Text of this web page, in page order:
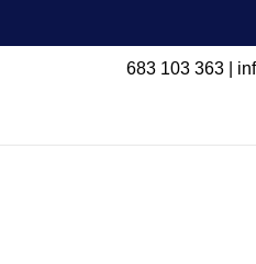
683 103 363|